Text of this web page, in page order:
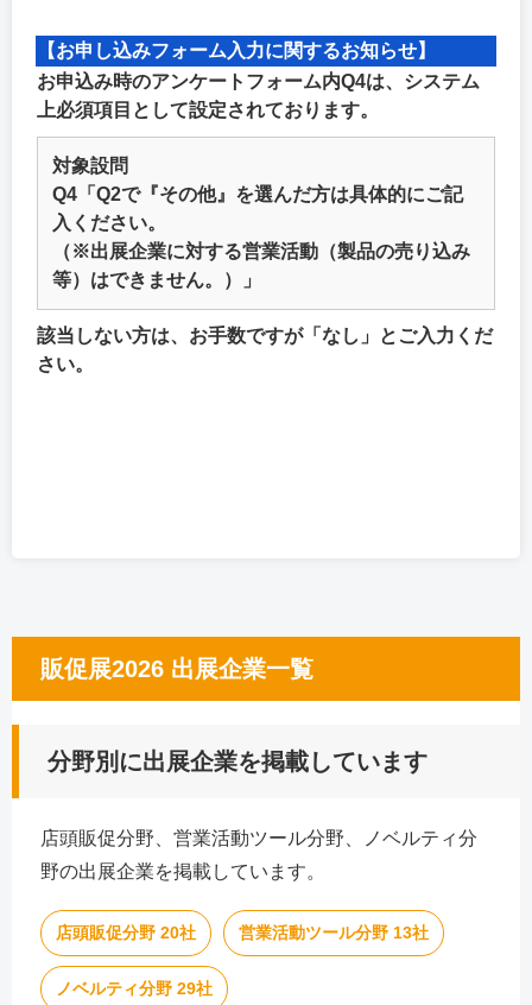
【お申し込みフォーム入力に関するお知らせ】
お申込み時のアンケートフォーム内Q4は、システム
上必須項目として設定されております。
対象設問
Q4「Q2で『その他』を選んだ方は具体的にご記
入ください。
（※出展企業に対する営業活動（製品の売り込み
等）はできません。）」
該当しない方は、お手数ですが「なし」とご入力くだ
さい。
販促展2026 出展企業一覧
分野別に出展企業を掲載しています
店頭販促分野、営業活動ツール分野、ノベルティ分
野の出展企業を掲載しています。
店頭販促分野 20社 営業活動ツール分野 13社
ノベルティ分野 29社